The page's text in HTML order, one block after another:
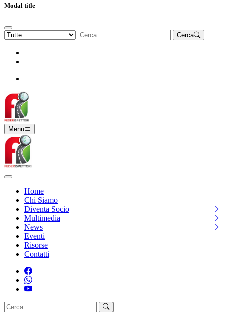
Modal title
Cerca
Menu
Home
Chi Siamo
Diventa Socio
Multimedia
News
Eventi
Risorse
Contatti